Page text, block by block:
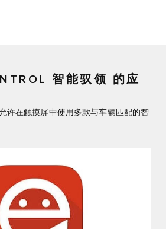
智能驭领 的应
许在触摸屏中使用多款与车辆匹配的智